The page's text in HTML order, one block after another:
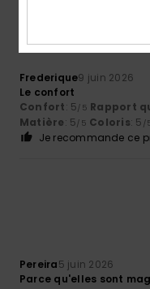
Frederique9 juin 2026
Le confort
Confort: 5/5 Rapport
Matière: 5/5 Coloris: 5 /
Je recommande ce
Pereira5 juin 2026
Parce qu'elles sont